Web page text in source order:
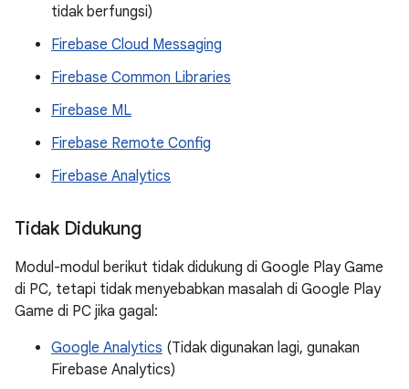
tidak berfungsi)
Firebase Cloud Messaging
Firebase Common Libraries
Firebase ML
Firebase Remote Config
Firebase Analytics
Tidak Didukung
Modul-modul berikut tidak didukung di Google Play Game
di PC, tetapi tidak menyebabkan masalah di Google Play
Game di PC jika gagal:
Google Analytics (Tidak digunakan lagi, gunakan
Firebase Analytics)